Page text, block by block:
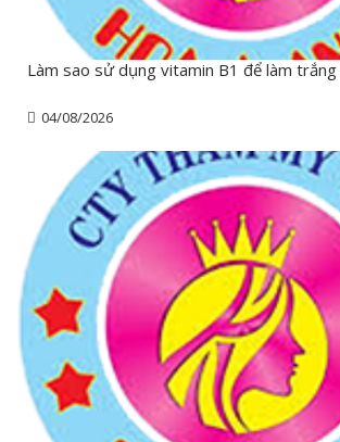
Làm sao sử dụng vitamin B1 để làm trắng
04/08/2026